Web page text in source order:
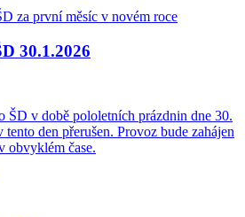
za první měsíc v novém roce
30.1.2026
ŠD v době pololetních prázdnin dne 30.
den přerušen. Provoz bude zahájen
obvyklém čase.